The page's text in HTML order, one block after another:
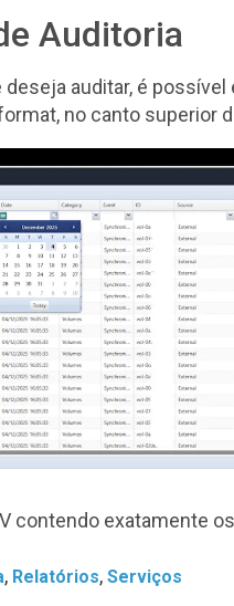
Auditoria
auditar, é
no canto superior
contendo exatamente
, Relatórios,Serviços